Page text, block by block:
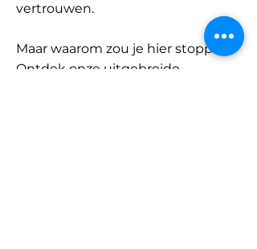
vertrouwen.
Maar waarom zou je hier stoppen?
Ontdek onze uitgebreide